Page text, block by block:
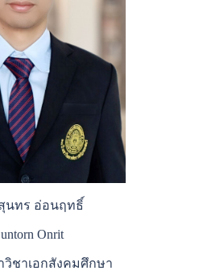
นทร อ่อนฤทธิ์
Onrit
วิชาเอกสังคมศึกษา